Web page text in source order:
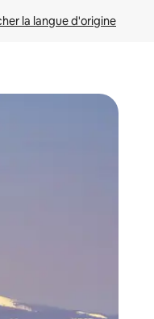
la langue d'origine